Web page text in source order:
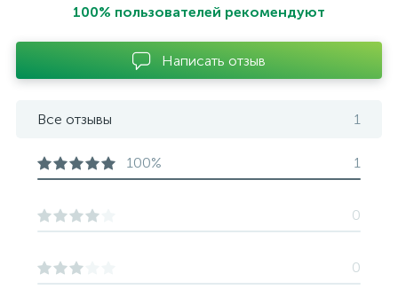
100% пользователей рекомендуют
Написать отзыв
Все отзывы 1
100% 1
0
0